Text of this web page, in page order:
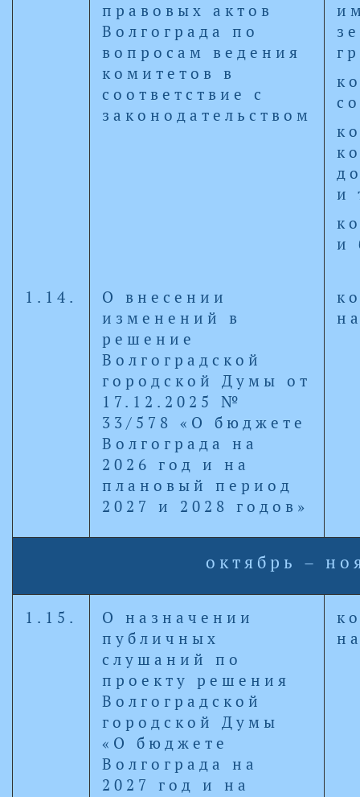
правовых актов
Волгограда по
вопросам ведения
комитетов в
соответствие с
законодательством
и
и
1.14.
О внесении
изменений в
решение
Волгоградской
городской Думы от
17.12.2025 №
33/578 «О бюджете
Волгограда на
2026 год и на
плановый период
2027 и 2028 годов»
октябрь –
1.15.
О назначении
публичных
слушаний по
проекту решения
Волгоградской
городской Думы
«О бюджете
Волгограда на
2027 год и на